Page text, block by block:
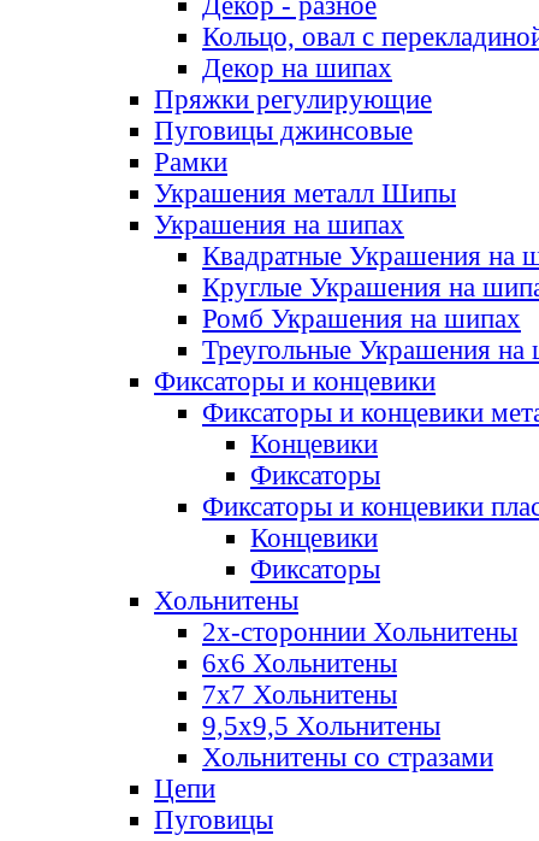
Кольцо, овал с
Декор на шипах
Пряжки регулирующие
Пуговицы джинсовые
Рамки
Украшения металл Шипы
Украшения на шипах
Квадратные Украшения на
Круглые Украшения на
Ромб Украшения на шипах
Треугольные Украшения на
Фиксаторы и концевики
Фиксаторы и концевики
Концевики
Фиксаторы
Фиксаторы и концевики
Концевики
Фиксаторы
Хольнитены
2х-стороннии Хольнитены
6х6 Хольнитены
7х7 Хольнитены
9,5х9,5 Хольнитены
Хольнитены со стразами
Цепи
Пуговицы